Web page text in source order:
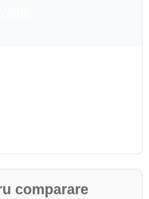
comparare